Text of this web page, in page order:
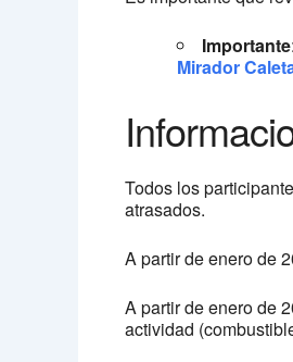
Importante
Mirador
Todos los
atrasados.
A partir de enero de
A partir de enero de
actividad